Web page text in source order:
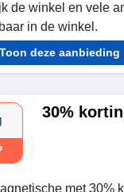
de winkel en vele
in de winkel.
Toon deze aanbieding
30%
met 30%